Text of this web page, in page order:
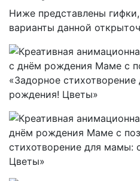
Ниже представлены
варианты данной